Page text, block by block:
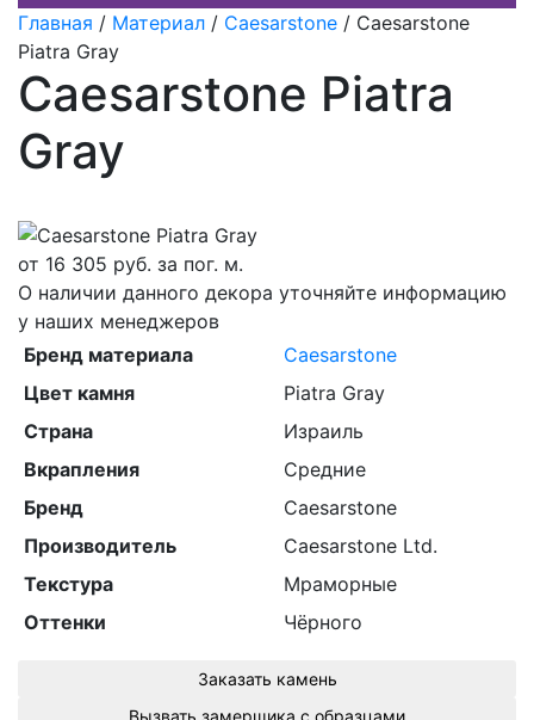
Главная / Материал / Caesarstone / Caesarstone
Piatra Gray
Caesarstone Piatra
Gray
от 16 305 руб. за пог. м.
О наличии данного декора уточняйте информацию
у наших менеджеров
Бренд материала
Caesarstone
Цвет камня
Piatra Gray
Страна
Израиль
Вкрапления
Средние
Бренд
Caesarstone
Производитель
Caesarstone Ltd.
Текстура
Мраморные
Оттенки
Чёрного
Заказать камень
Вызвать замерщика с образцами